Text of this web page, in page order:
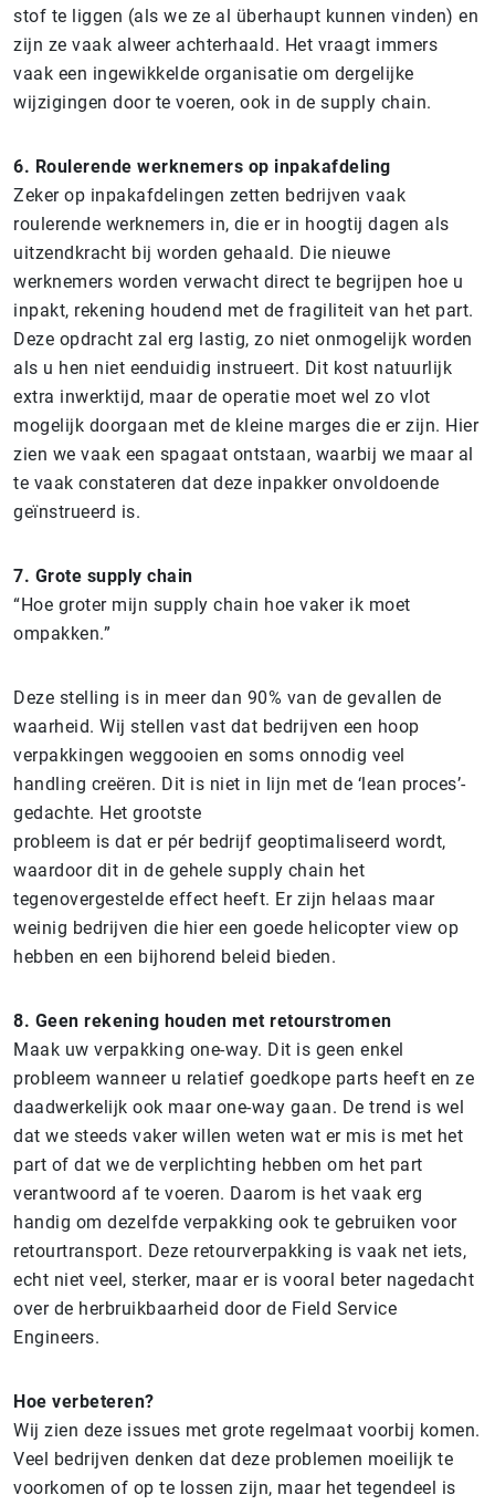
stof te liggen (als we ze al überhaupt kunnen vinden) en
zijn ze vaak alweer achterhaald. Het vraagt immers
vaak een ingewikkelde organisatie om dergelijke
wijzigingen door te voeren, ook in de supply chain.
6. Roulerende werknemers op inpakafdeling
Zeker op inpakafdelingen zetten bedrijven vaak
roulerende werknemers in, die er in hoogtij dagen als
uitzendkracht bij worden gehaald. Die nieuwe
werknemers worden verwacht direct te begrijpen hoe u
inpakt, rekening houdend met de fragiliteit van het part.
Deze opdracht zal erg lastig, zo niet onmogelijk worden
als u hen niet eenduidig instrueert. Dit kost natuurlijk
extra inwerktijd, maar de operatie moet wel zo vlot
mogelijk doorgaan met de kleine marges die er zijn. Hier
zien we vaak een spagaat ontstaan, waarbij we maar al
te vaak constateren dat deze inpakker onvoldoende
geïnstrueerd is.
7. Grote supply chain
“Hoe groter mijn supply chain hoe vaker ik moet
ompakken.”
Deze stelling is in meer dan 90% van de gevallen de
waarheid. Wij stellen vast dat bedrijven een hoop
verpakkingen weggooien en soms onnodig veel
handling creëren. Dit is niet in lijn met de ‘lean proces’-
gedachte. Het grootste
probleem is dat er pér bedrijf geoptimaliseerd wordt,
waardoor dit in de gehele supply chain het
tegenovergestelde effect heeft. Er zijn helaas maar
weinig bedrijven die hier een goede helicopter view op
hebben en een bijhorend beleid bieden.
8. Geen rekening houden met retourstromen
Maak uw verpakking one-way. Dit is geen enkel
probleem wanneer u relatief goedkope parts heeft en ze
daadwerkelijk ook maar one-way gaan. De trend is wel
dat we steeds vaker willen weten wat er mis is met het
part of dat we de verplichting hebben om het part
verantwoord af te voeren. Daarom is het vaak erg
handig om dezelfde verpakking ook te gebruiken voor
retourtransport. Deze retourverpakking is vaak net iets,
echt niet veel, sterker, maar er is vooral beter nagedacht
over de herbruikbaarheid door de Field Service
Engineers.
Hoe verbeteren?
Wij zien deze issues met grote regelmaat voorbij komen.
Veel bedrijven denken dat deze problemen moeilijk te
voorkomen of op te lossen zijn, maar het tegendeel is